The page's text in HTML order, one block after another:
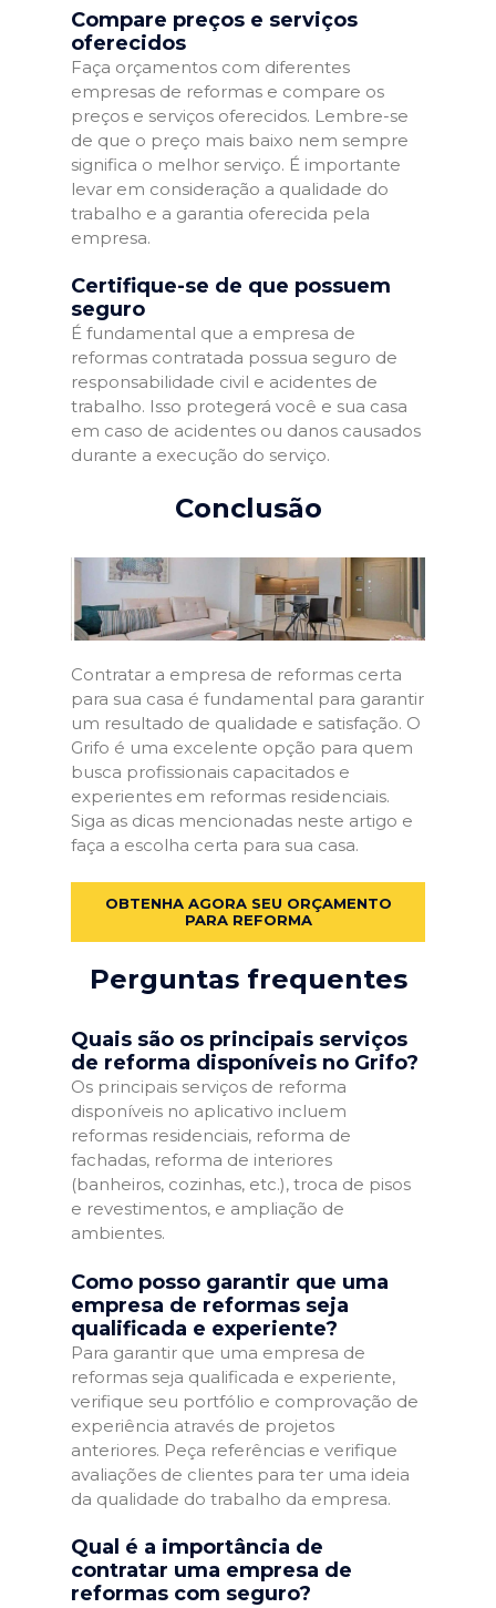
Compare preços e serviços
oferecidos
Faça orçamentos com diferentes
empresas de reformas e compare os
preços e serviços oferecidos. Lembre-se
de que o preço mais baixo nem sempre
significa o melhor serviço. É importante
levar em consideração a qualidade do
trabalho e a garantia oferecida pela
empresa.
Certifique-se de que possuem
seguro
É fundamental que a empresa de
reformas contratada possua seguro de
responsabilidade civil e acidentes de
trabalho. Isso protegerá você e sua casa
em caso de acidentes ou danos causados
durante a execução do serviço.
Conclusão
Contratar a empresa de reformas certa
para sua casa é fundamental para garantir
um resultado de qualidade e satisfação. O
Grifo é uma excelente opção para quem
busca profissionais capacitados e
experientes em reformas residenciais.
Siga as dicas mencionadas neste artigo e
faça a escolha certa para sua casa.
OBTENHA AGORA SEU ORÇAMENTO
PARA REFORMA
Perguntas frequentes
Quais são os principais serviços
de reforma disponíveis no Grifo?
Os principais serviços de reforma
disponíveis no aplicativo incluem
reformas residenciais, reforma de
fachadas, reforma de interiores
(banheiros, cozinhas, etc.), troca de pisos
e revestimentos, e ampliação de
ambientes.
Como posso garantir que uma
empresa de reformas seja
qualificada e experiente?
Para garantir que uma empresa de
reformas seja qualificada e experiente,
verifique seu portfólio e comprovação de
experiência através de projetos
anteriores. Peça referências e verifique
avaliações de clientes para ter uma ideia
da qualidade do trabalho da empresa.
Qual é a importância de
contratar uma empresa de
reformas com seguro?